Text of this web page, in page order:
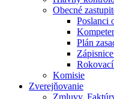
Obecné
Poslanci
Plán
Komisie
Zverejňovanie
Zmluvy,